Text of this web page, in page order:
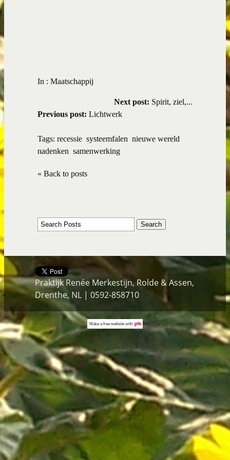
In : Maatschappij
Next post: Spirit, ziel,...
Previous post: Lichtwerk
Tags: recessie systeemfalen nieuwe wereld
nadenken samenwerking
« Back to posts
Praktijk Renée Merkestijn, Rolde & Assen,
Drenthe, NL | 0592-858710
Make a free websitewith